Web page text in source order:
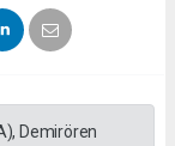
Demirören